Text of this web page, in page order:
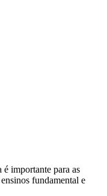
importante para as
fundamental e